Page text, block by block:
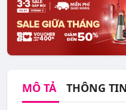
MÔ TẢ THÔNG